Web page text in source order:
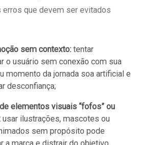
erros que devem ser evitados
sem contexto: tentar
o usuário sem conexão com sua
momento da jornada soa artificial e
desconfiança;
elementos visuais “fofos” ou
usar ilustrações, mascotes ou
sem propósito pode
a marca e distrair do objetivo